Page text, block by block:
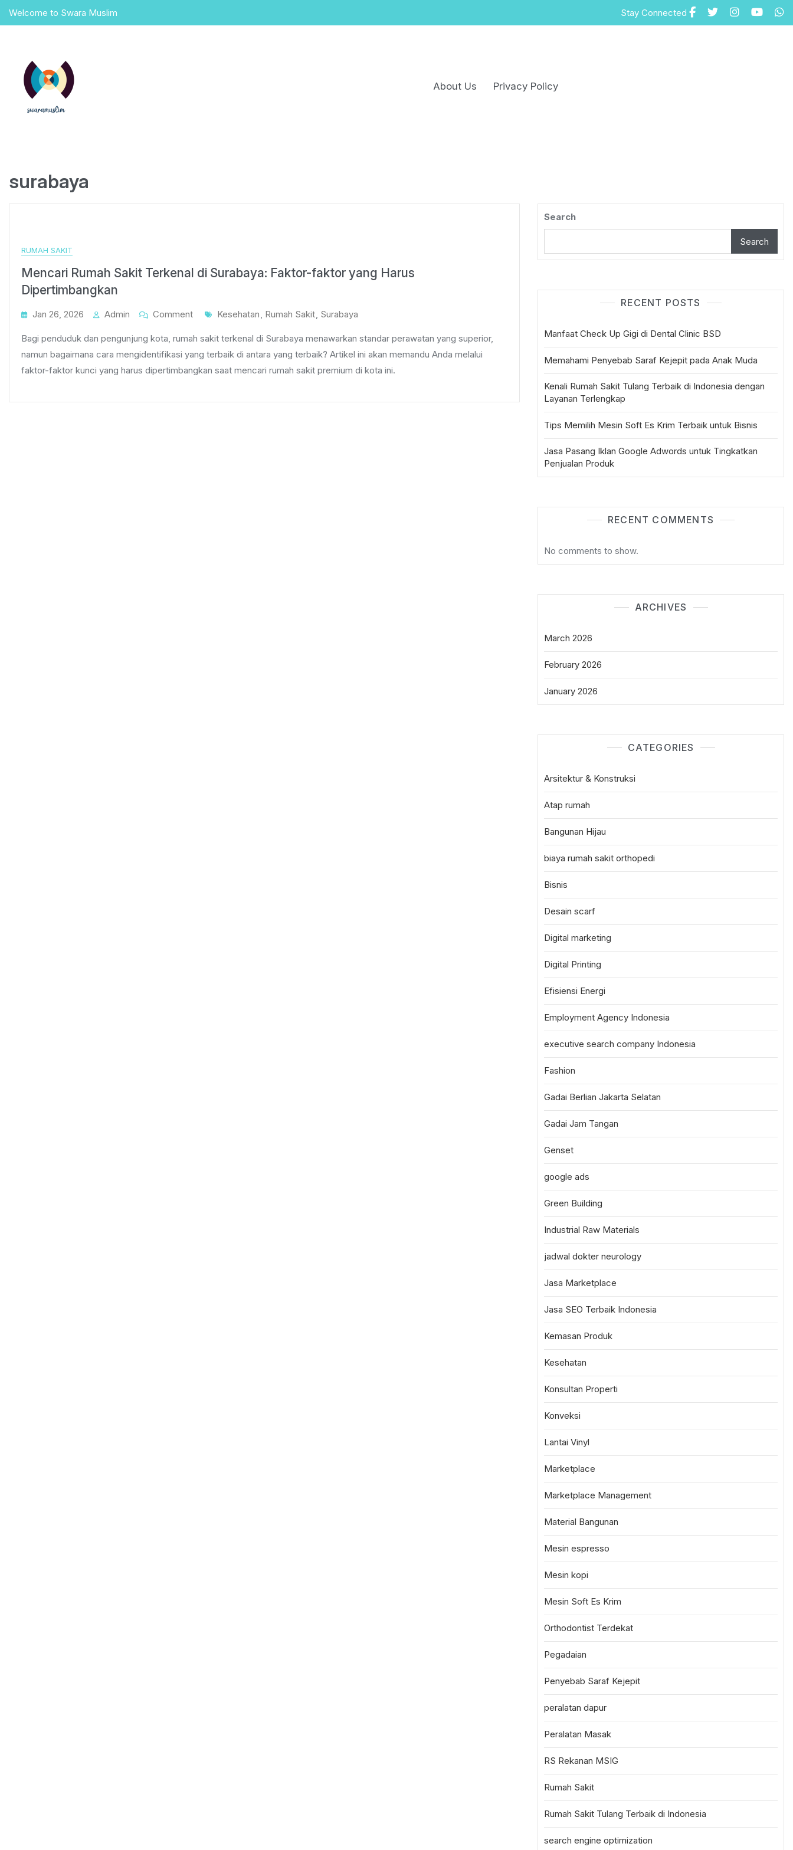
Welcome to Swara Muslim Stay Connected
About Us Privacy Policy
surabaya
RUMAH SAKIT
Mencari Rumah Sakit Terkenal di Surabaya: Faktor-faktor yang Harus
Dipertimbangkan
Jan 26, 2026 Admin CommentOn
Rumah
Sakit
Terkenal
Tags
Kesehatan, Rumah Sakit, Surabaya
Bagi penduduk dan pengunjung kota, rumah sakit terkenal di Surabaya menawarkan standar perawatan yang superior,
namun bagaimana cara mengidentifikasi yang terbaik di antara yang terbaik? Artikel ini akan memandu Anda melalui
faktor-faktor kunci yang harus dipertimbangkan saat mencari rumah sakit premium di kota ini.
Search
Search
RECENT POSTS
Manfaat Check Up Gigi di Dental Clinic BSD
Memahami Penyebab Saraf Kejepit pada Anak Muda
Kenali Rumah Sakit Tulang Terbaik di Indonesia dengan
Layanan Terlengkap
Tips Memilih Mesin Soft Es Krim Terbaik untuk Bisnis
Jasa Pasang Iklan Google Adwords untuk Tingkatkan
Penjualan Produk
RECENT COMMENTS
No comments to show.
ARCHIVES
March 2026
February 2026
January 2026
CATEGORIES
Arsitektur & Konstruksi
Atap rumah
Bangunan Hijau
biaya rumah sakit orthopedi
Bisnis
Desain scarf
Digital marketing
Digital Printing
Efisiensi Energi
Employment Agency Indonesia
executive search company Indonesia
Fashion
Gadai Berlian Jakarta Selatan
Gadai Jam Tangan
Genset
google ads
Green Building
Industrial Raw Materials
jadwal dokter neurology
Jasa Marketplace
Jasa SEO Terbaik Indonesia
Kemasan Produk
Kesehatan
Konsultan Properti
Konveksi
Lantai Vinyl
Marketplace
Marketplace Management
Material Bangunan
Mesin espresso
Mesin kopi
Mesin Soft Es Krim
Orthodontist Terdekat
Pegadaian
Penyebab Saraf Kejepit
peralatan dapur
Peralatan Masak
RS Rekanan MSIG
Rumah Sakit
Rumah Sakit Tulang Terbaik di Indonesia
search engine optimization